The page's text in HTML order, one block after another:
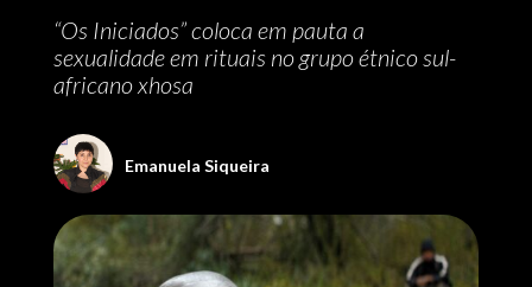
“Os Iniciados” coloca em pauta a
sexualidade em rituais no grupo étnico sul-
africano xhosa
Emanuela Siqueira